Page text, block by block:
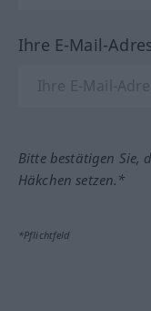
Ihre E-Mail-
Bitte bestätigen Sie,
Häkchen setzen.*
*Pflichtfeld